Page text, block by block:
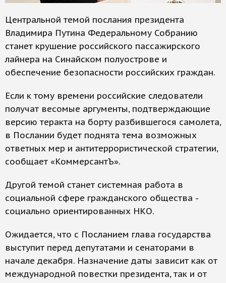
Центральной темой послания президента
Владимира Путина Федеральному Собранию
станет крушение российского пассажирского
лайнера на Синайском полуострове и
обеспечение безопасности российских граждан.
Если к тому времени российские следователи
получат весомые аргументы, подтверждающие
версию теракта на борту разбившегося самолета,
в Послании будет поднята тема возможных
ответных мер и антитеррористической стратегии,
сообщает «КоммерсантЪ».
Другой темой станет системная работа в
социальной сфере гражданского общества -
социально ориентированных НКО.
Ожидается, что с Посланием глава государства
выступит перед депутатами и сенаторами в
начале декабря. Назначение даты зависит как от
международной повестки президента, так и от